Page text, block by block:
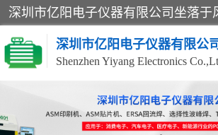
深圳市亿阳电子仪器有限公
Shenzhen Yiyang Electronics
SX全自动高速贴片机 E系列中